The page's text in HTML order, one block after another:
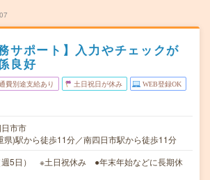
サポート】入力やチェックが
良好
費別途支給あり 土日祝日が休み WEB登録OK
市市
県)駅から徒歩11分／南四日市駅から徒歩11分
週5日） ※土日祝休み ●年末年始などに長期休